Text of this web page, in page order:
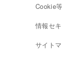
Cookie
情報セ
サイト